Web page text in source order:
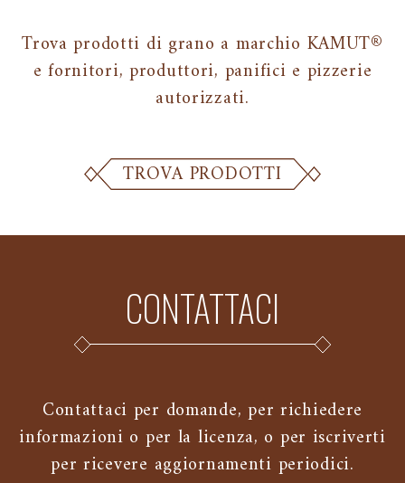
Trova prodotti di grano a marchio KAMUT®
e fornitori, produttori, panifici e pizzerie
autorizzati.
TROVA PRODOTTI
CONTATTACI
Contattaci per domande, per richiedere
informazioni o per la licenza, o per iscriverti
per ricevere aggiornamenti periodici.